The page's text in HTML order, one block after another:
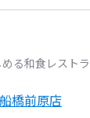
る和食レスト
船橋前原店